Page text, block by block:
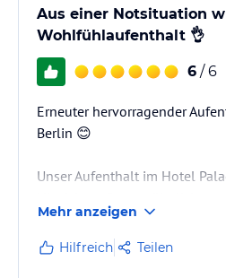
Aus einer Notsituation
Wohlfühlaufenthalt 👌
6 / 6
Erneuter hervorragender
Berlin 😊
Unser Aufenthalt im Hotel
besonderen Umständen.
großflächigen Stromausfalls
kurzfristig eine Unterkunft
Mehr anzeigen
Hilfreich Teilen